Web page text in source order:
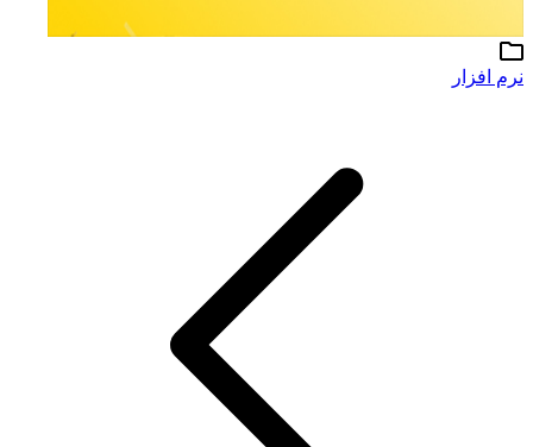
نرم افزار